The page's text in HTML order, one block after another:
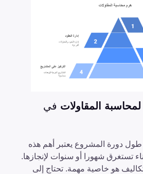
المقاولات في
دورة المشروع يعتبر أهم هذه
تستغرق شهورا أو سنوات لإنجازها.
هو خاصية مهمة. تحتاج إلى